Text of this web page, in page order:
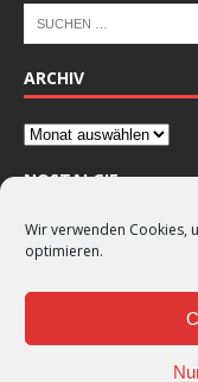
Wir verwenden Cookies,
optimieren.
ARCHIV
NOSTALGIE